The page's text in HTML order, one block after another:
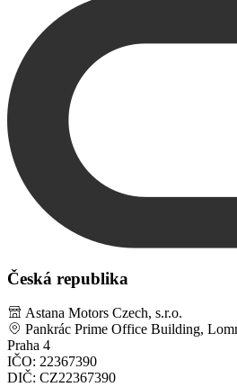
Česká republika
Astana Motors Czech, s.r.o.
Pankrác Prime Office Building,
Praha 4
IČO: 22367390
DIČ: CZ22367390